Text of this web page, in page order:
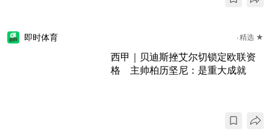
即时体育 精选 ★
西甲｜贝迪斯挫艾尔切锁定欧联资
格 主帅柏历坚尼：是重大成就